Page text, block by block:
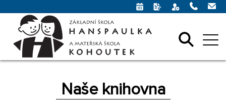
Naše knihovna